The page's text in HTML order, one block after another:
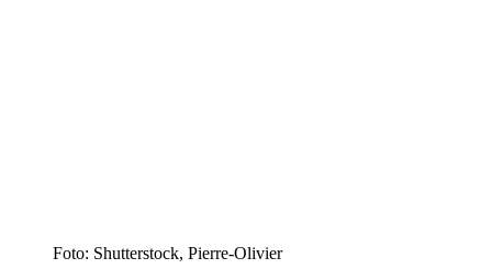
Foto: Shutter­stock, Pierre-Olivier